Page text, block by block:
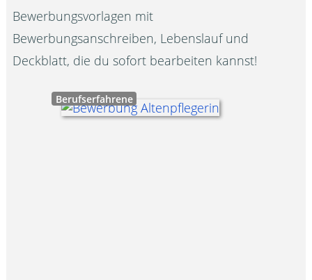
Bewerbungsvorlagen mit
Bewerbungsanschreiben, Lebenslauf und
Deckblatt, die du sofort bearbeiten kannst!
Berufserfahrene